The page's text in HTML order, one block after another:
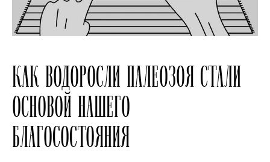
КАК ВОДОРОСЛИ ПАЛЕОЗОЯ СТАЛИ
ОСНОВОЙ НАШЕГО
БЛАГОСОСТОЯНИЯ